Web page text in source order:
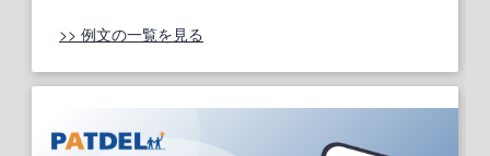
>> 例文の一覧を見る